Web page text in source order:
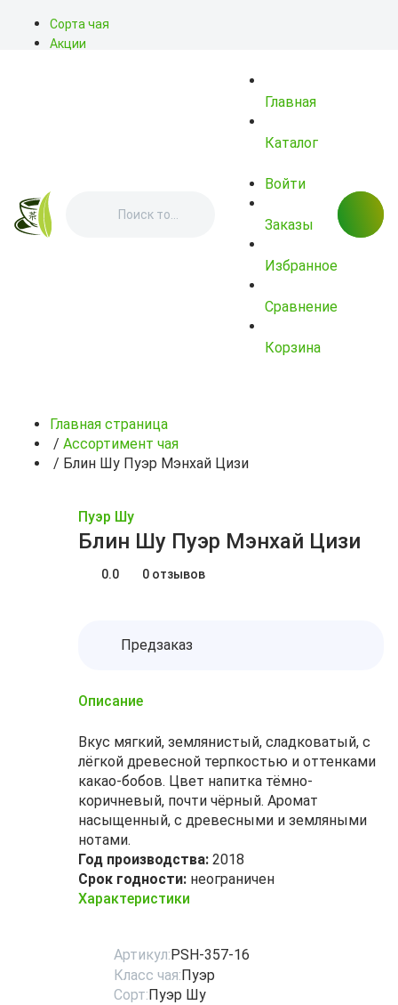
Сорта чая
Акции
Главная
Каталог
Войти
Заказы
Избранное
Сравнение
Корзина
Главная страница
/ Ассортимент чая
/ Блин Шу Пуэр Мэнхай Цизи
Пуэр Шу
Блин Шу Пуэр Мэнхай Цизи
0.0 0 отзывов
Предзаказ
Описание
Вкус мягкий, землянистый, сладковатый, с
лёгкой древесной терпкостью и оттенками
какао-бобов. Цвет напитка тёмно-
коричневый, почти чёрный. Аромат
насыщенный, с древесными и земляными
нотами.
Год производства: 2018
Срок годности: неограничен
Характеристики
Артикул:PSH-357-16
Класс чая:Пуэр
Сорт:Пуэр Шу